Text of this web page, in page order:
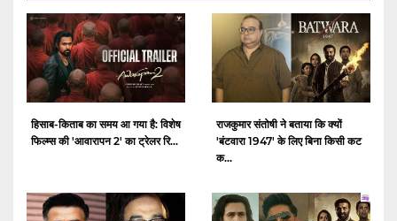
हिसाब-किताब का समय आ गया है: विशेष
फिल्म्स की 'आवारापन 2' का ट्रेलर रि...
राजकुमार संतोषी ने बताया कि क्यों
'बंटवारा 1947' के लिए बिना किसी कट
क...